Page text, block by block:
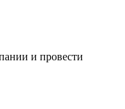
и провести